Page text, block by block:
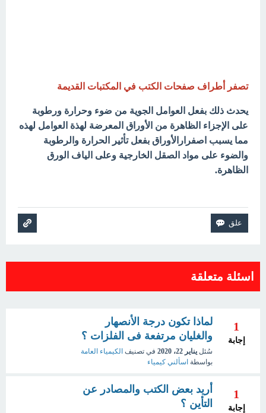
تصفر أطراف صفحات الكتب في المكتبات القديمة
يحدث ذلك بفعل العوامل الجوية من ضوء وحرارة ورطوبة
على الإجزاء الظاهرة من الأوراق المعرضة لهذة العوامل لهذه
مما يسبب اصفرارالأوراق بفعل تأثير الحرارة والرطوبة
والضوء على مواد الصقل الخارجية وعلى الياف الورق
الظاهرة.
اسئلة متعلقة
1
إجابة
لماذا تكون درجة الأنصهار
والغليان مرتفعة فى الفلزات ؟
سُئل يناير 22، 2020 في تصنيف الكيمياء العامة
بواسطة اسألني كيمياء
1
إجابة
أريد بعض الكتب والمصادر عن
التأين ؟